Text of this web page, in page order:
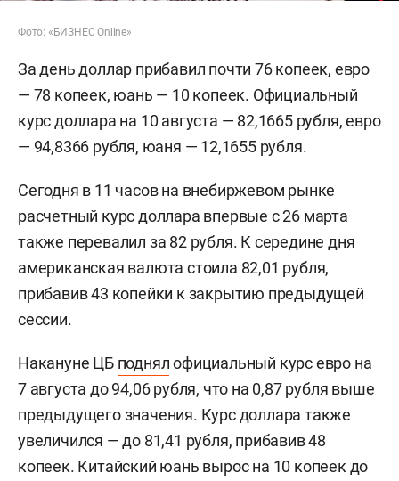
Фото: «БИЗНЕС Online»
За день доллар прибавил почти 76 копеек, евро
— 78 копеек, юань — 10 копеек. Официальный
курс доллара на 10 августа — 82,1665 рубля, евро
— 94,8366 рубля, юаня — 12,1655 рубля.
Сегодня в 11 часов на внебиржевом рынке
расчетный курс доллара впервые с 26 марта
также перевалил за 82 рубля. К середине дня
американская валюта стоила 82,01 рубля,
прибавив 43 копейки к закрытию предыдущей
сессии.
Накануне ЦБ поднялофициальный курс евро на
7 августа до 94,06 рубля, что на 0,87 рубля выше
предыдущего значения. Курс доллара также
увеличился — до 81,41 рубля, прибавив 48
копеек. Китайский юань вырос на 10 копеек до